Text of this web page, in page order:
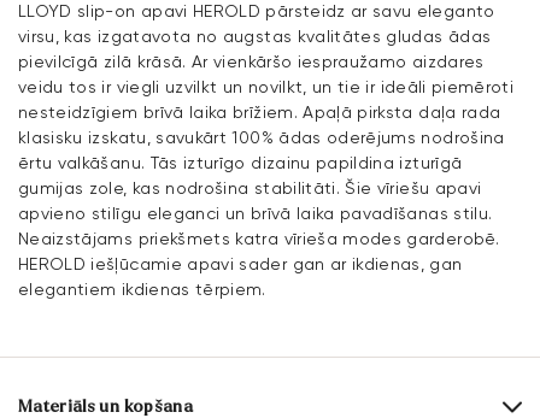
LLOYD slip-on apavi HEROLD pārsteidz ar savu eleganto
virsu, kas izgatavota no augstas kvalitātes gludas ādas
pievilcīgā zilā krāsā. Ar vienkāršo iespraužamo aizdares
veidu tos ir viegli uzvilkt un novilkt, un tie ir ideāli piemēroti
nesteidzīgiem brīvā laika brīžiem. Apaļā pirksta daļa rada
klasisku izskatu, savukārt 100% ādas oderējums nodrošina
ērtu valkāšanu. Tās izturīgo dizainu papildina izturīgā
gumijas zole, kas nodrošina stabilitāti. Šie vīriešu apavi
apvieno stilīgu eleganci un brīvā laika pavadīšanas stilu.
Neaizstājams priekšmets katra vīrieša modes garderobē.
HEROLD iešļūcamie apavi sader gan ar ikdienas, gan
elegantiem ikdienas tērpiem.
Materiāls un kopšana